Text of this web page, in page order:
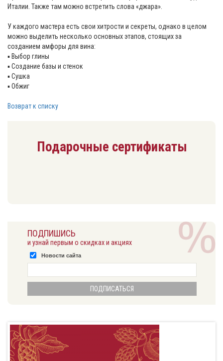
Италии. Также там можно встретить слова «джара».
У каждого мастера есть свои хитрости и секреты, однако в целом
можно выделить несколько основных этапов, стоящих за
созданием амфоры для вина:
▪️ Выбор глины
▪️ Создание базы и стенок
▪️ Сушка
▪️ Обжиг
Возврат к списку
Подарочные сертификаты
ПОДПИШИСЬ
и узнай первым о скидках и акциях
Новости сайта